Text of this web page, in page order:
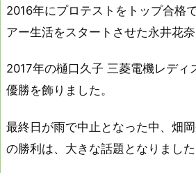
2016年にプロテストをトップ合格
アー生活をスタートさせた永井花奈
2017年の樋口久子 三菱電機レディ
優勝を飾りました。
最終日が雨で中止となった中、畑
の勝利は、大きな話題となりました